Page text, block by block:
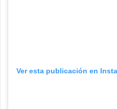
Ver esta publicación en